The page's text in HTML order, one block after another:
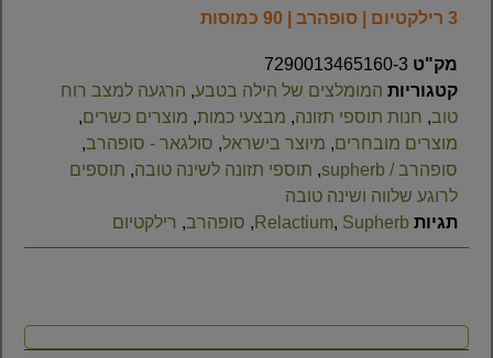
3 רילקטיום | סופהרב | 90 כמוסות
מק"ט 7290013465160-3
קטגוריות המומלצים של הילה בטבע, הרגעה למצב רוח
טוב, חנות תוספי תזונה, מבצעי כמות, מוצרים כשרים,
מוצרים מובחרים, מיוצר בישראל, סולגאר - סופהרב,
סופהרב / supherb
, תוספי תזונה לשינה טובה, תוספים
לרוגע שלווה ושינה טובה
תגיות
Relactium, Supherb
, סופהרב, רילקטיום